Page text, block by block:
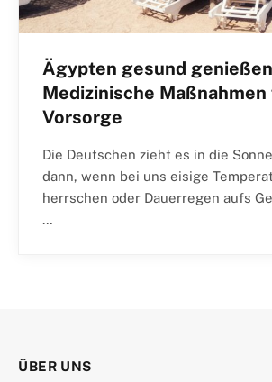
Ägypten gesund
Medizinische
Vorsorge
Die Deutschen zieht es in die
dann, wenn bei uns eisige
herrschen oder Dauerregen aufs
…
ÜBER UNS